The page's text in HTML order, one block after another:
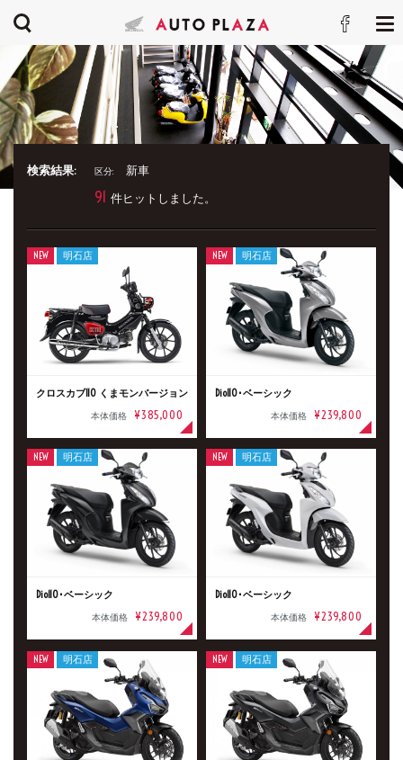
検索結果: 区分: 新車
91 件ヒットしました。
クロスカブ110 くまモンバージョン
本体価格 ¥385,000
NEW 明石店
Dio110･ベーシック
本体価格 ¥239,800
NEW 明石店
Dio110･ベーシック
本体価格 ¥239,800
NEW 明石店
Dio110･ベーシック
本体価格 ¥239,800
NEW 明石店
NEW 明石店 NEW 明石店